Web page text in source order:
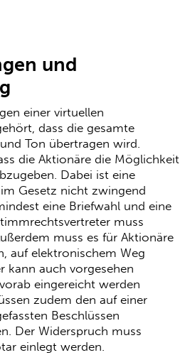
und
einer virtuellen
dass die gesamte
Ton übertragen wird.
die Aktionäre die Möglichkeit
Dabei ist eine
Gesetz nicht zwingend
eine Briefwahl und eine
muss
muss es für Aktionäre
auf elektronischem Weg
kann auch vorgesehen
eingereicht werden
zudem den auf einer
Beschlüssen
Der Widerspruch muss
einlegt werden.